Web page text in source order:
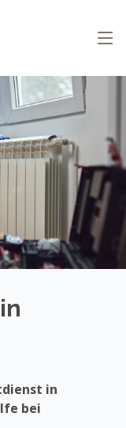
in
bei